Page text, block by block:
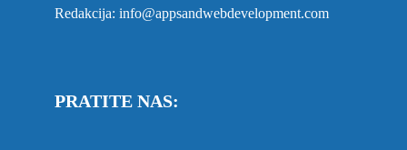
Redakcija: info@appsandwebdevelopment.com
PRATITE NAS: